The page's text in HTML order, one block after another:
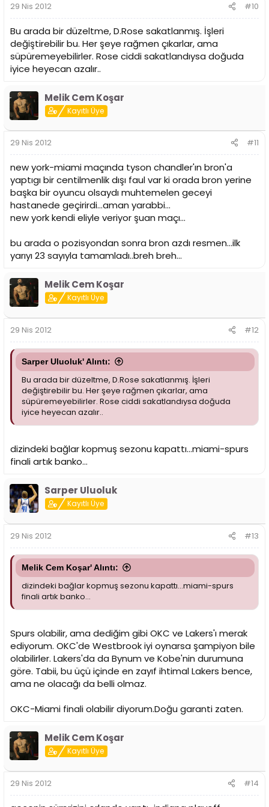
durum. İkisi de maç verse bile rahat geçerle turu diye
düşünüyorum.
Miami-NY'e gelince... New York özellikle Lin gibi bir
oyuncuyu playoff zamanı kaybetmesine rağmen çok
formda. Carmelo durduralamıyor, ki sezon içindeki maçta
da Miami'nin durduramadığını gördük. NY taraftarı önce
kaybetmişlerdi, ama şimdi tekrar havaya girdiler. NBA'da
en etkili atmosferlerden biri tabii, bunun da etkisiyle 2 maç
alacaklardır, ama Miami sene başındaki gibi düzenli
maça taşınması NBA finali kadar güzel olur bence, fakat
buna rağmen en fazla 6 maçla Miami lehine bu iş sonlanır
diye düşünüyorum.
29 Nis 2012 #10
Bu arada bir düzeltme, D.Rose sakatlanmış. İşleri
değiştirebilir bu. Her şeye rağmen çıkarlar, ama
süpüremeyebilirler. Rose ciddi sakatlandıysa doğuda
iyice heyecan azalır..
Melik Cem Koşar
Kayıtlı Üye
29 Nis 2012 #11
new york-miami maçında tyson chandler'ın bron'a
yaptıgı bir centilmenlik dışı faul var ki orada bron yerine
başka bir oyuncu olsaydı muhtemelen geceyi
hastanede geçirirdi...aman yarabbi...
new york kendi eliyle veriyor şuan maçı...
bu arada o pozisyondan sonra bron azdı resmen...ilk
yarıyı 23 sayıyla tamamladı..breh breh...
Melik Cem Koşar
Kayıtlı Üye
29 Nis 2012 #12
Sarper Uluoluk' Alıntı:
Bu arada bir düzeltme, D.Rose sakatlanmış. İşleri
değiştirebilir bu. Her şeye rağmen çıkarlar, ama
süpüremeyebilirler. Rose ciddi sakatlandıysa doğuda
iyice heyecan azalır..
dizindeki bağlar kopmuş sezonu kapattı...miami-spurs
finali artık banko...
Sarper Uluoluk
Kayıtlı Üye
29 Nis 2012 #13
Melik Cem Koşar' Alıntı:
dizindeki bağlar kopmuş sezonu kapattı...miami-spurs
finali artık banko...
Spurs olabilir, ama dediğim gibi OKC ve Lakers'ı merak
ediyorum. OKC'de Westbrook iyi oynarsa şampiyon bile
olabilirler. Lakers'da da Bynum ve Kobe'nin durumuna
göre. Tabii, bu üçü içinde en zayıf ihtimal Lakers bence,
ama ne olacağı da belli olmaz.
OKC-Miami finali olabilir diyorum.Doğu garanti zaten.
Melik Cem Koşar
Kayıtlı Üye
29 Nis 2012 #14